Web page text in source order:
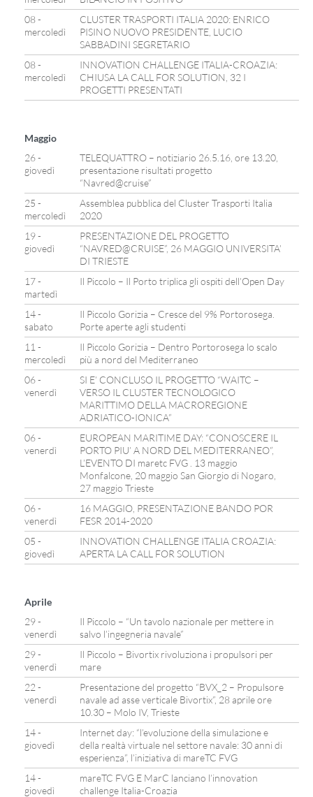
08 -
mercoledì
CLUSTER TRASPORTI ITALIA 2020: ENRICO
PISINO NUOVO PRESIDENTE, LUCIO
SABBADINI SEGRETARIO
08 -
mercoledì
INNOVATION CHALLENGE ITALIA-CROAZIA:
CHIUSA LA CALL FOR SOLUTION, 32 I
PROGETTI PRESENTATI
Maggio
26 -
giovedì
TELEQUATTRO – notiziario 26.5.16, ore 13.20,
presentazione risultati progetto
“Navred@cruise”
25 -
mercoledì
Assemblea pubblica del Cluster Trasporti Italia
2020
19 -
giovedì
PRESENTAZIONE DEL PROGETTO
“NAVRED@CRUISE”, 26 MAGGIO UNIVERSITA’
DI TRIESTE
17 -
martedì
Il Piccolo – Il Porto triplica gli ospiti dell’Open Day
14 -
sabato
Il Piccolo Gorizia – Cresce del 9% Portorosega.
Porte aperte agli studenti
11 -
mercoledì
Il Piccolo Gorizia – Dentro Portorosega lo scalo
più a nord del Mediterraneo
06 -
venerdì
SI E’ CONCLUSO IL PROGETTO “WAITC –
VERSO IL CLUSTER TECNOLOGICO
MARITTIMO DELLA MACROREGIONE
ADRIATICO-IONICA”
06 -
venerdì
EUROPEAN MARITIME DAY: “CONOSCERE IL
PORTO PIU’ A NORD DEL MEDITERRANEO”,
L’EVENTO DI maretc FVG . 13 maggio
Monfalcone, 20 maggio San Giorgio di Nogaro,
27 maggio Trieste
06 -
venerdì
16 MAGGIO, PRESENTAZIONE BANDO POR
FESR 2014-2020
05 -
giovedì
INNOVATION CHALLENGE ITALIA CROAZIA:
APERTA LA CALL FOR SOLUTION
Aprile
29 -
venerdì
Il Piccolo – “Un tavolo nazionale per mettere in
salvo l’ingegneria navale”
29 -
venerdì
Il Piccolo – Bivortix rivoluziona i propulsori per
mare
22 -
venerdì
Presentazione del progetto “BVX_2 – Propulsore
navale ad asse verticale Bivortix”, 28 aprile ore
10.30 – Molo IV, Trieste
14 -
giovedì
Internet day: “l’evoluzione della simulazione e
della realtà virtuale nel settore navale: 30 anni di
esperienza”, l’iniziativa di mareTC FVG
14 -
giovedì
mareTC FVG E MarC lanciano l’innovation
challenge Italia-Croazia